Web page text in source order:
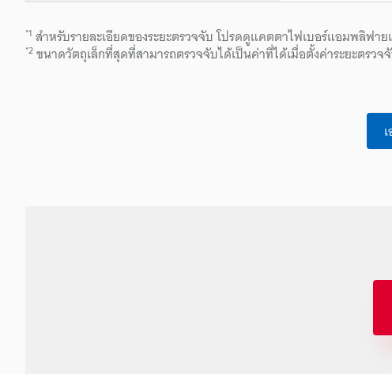
*1 สำหรับรายละเอียดของระยะตรวจจับ โปรดดูแคตตาไฟเบอร์แอมพลิฟาย
*2ขนาดวัตถุเล็กที่สุดที่สามารถตรวจจับได้เป็นค่าที่ได้เมื่อตั้งค่าระยะตรวจ